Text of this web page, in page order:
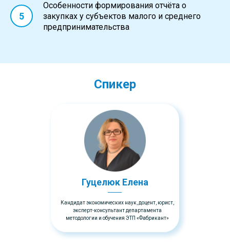
Особенности формирования отчёта о
закупках у субъектов малого и среднего
предпринимательства
Спикер
Гуцелюк Елена
Кандидат экономических наук, доцент, юрист,
эксперт-консультант департамента
методологии и обучения ЭТП «Фабрикант»